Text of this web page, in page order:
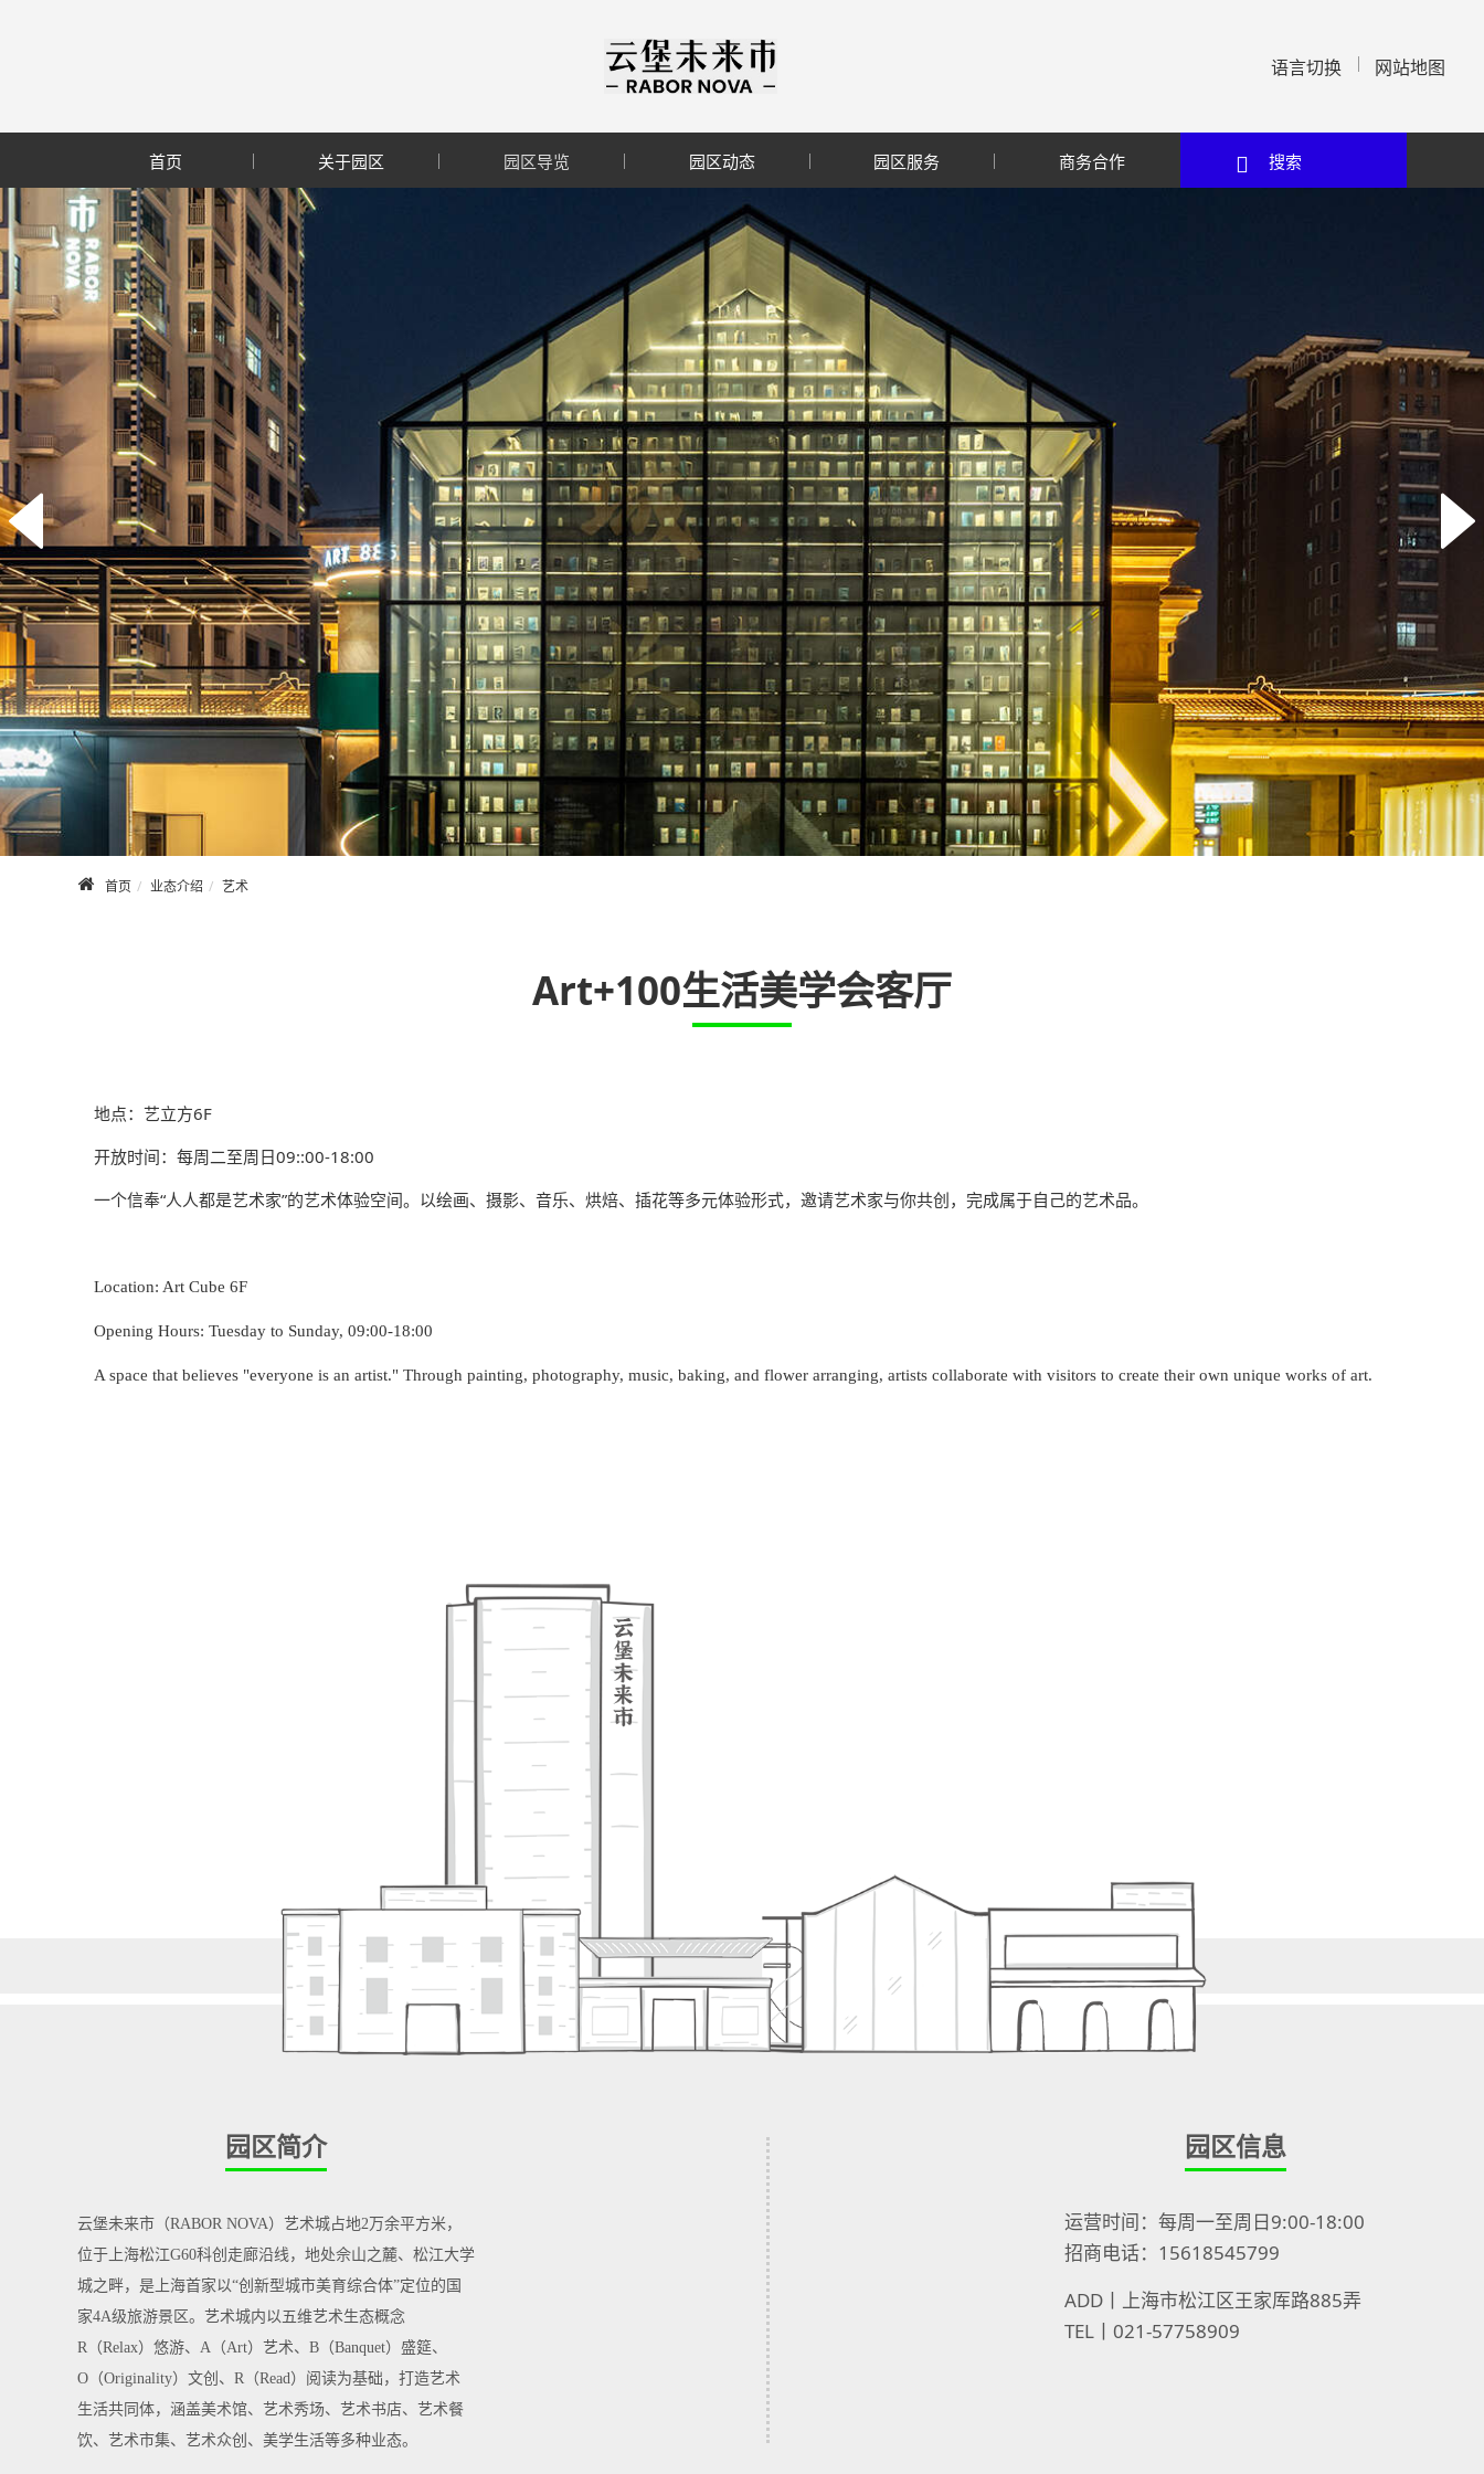
语言切换 网站地图
首页 关于园区 园区导览 园区动态 园区服务 商务合作 搜索
首页 业态介绍 艺术
Art+100生活美学会客厅
地点：艺立方6F
开放时间：每周二至周日09::00-18:00
一个信奉“人人都是艺术家”的艺术体验空间。以绘画、摄影、音乐、烘焙、插花等多元体验形式，邀请艺术家与你共创，完成属于自己的艺术品。
Location: Art Cube 6F
Opening Hours: Tuesday to Sunday, 09:00-18:00
A space that believes "everyone is an artist." Through painting, photography, music, baking, and flower arranging, artists collaborate with visitors to create their own unique works of art.
园区简介
云堡未来市（RABOR NOVA）艺术城占地2万余平方米，
位于上海松江G60科创走廊沿线，地处佘山之麓、松江大学
城之畔，是上海首家以“创新型城市美育综合体”定位的国
家4A级旅游景区。 艺术城内以五维艺术生态概念
R（Relax）悠游、A（Art）艺术、B（Banquet）盛筵、
O（Originality）文创、R（Read）阅读为基础，打造艺术
生活共同体，涵盖美术馆、艺术秀场、艺术书店、艺术餐
饮、艺术市集、艺术众创、美学生活等多种业态。
园区信息
运营时间：每周一至周日9:00-18:00
招商电话：15618545799
ADD丨上海市松江区王家厍路885弄
TEL丨021-57758909